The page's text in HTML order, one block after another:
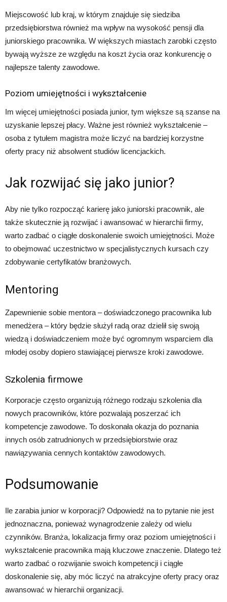
Miejscowość lub kraj, w którym znajduje się siedziba
przedsiębiorstwa również ma wpływ na wysokość pensji dla
juniorskiego pracownika. W większych miastach zarobki często
bywają wyższe ze względu na koszt życia oraz konkurencję o
najlepsze talenty zawodowe.
Poziom umiejętności i wykształcenie
Im więcej umiejętności posiada junior, tym większe są szanse na
uzyskanie lepszej płacy. Ważne jest również wykształcenie –
osoba z tytułem magistra może liczyć na bardziej korzystne
oferty pracy niż absolwent studiów licencjackich.
Jak rozwijać się jako junior?
Aby nie tylko rozpocząć karierę jako juniorski pracownik, ale
także skutecznie ją rozwijać i awansować w hierarchii firmy,
warto zadbać o ciągłe doskonalenie swoich umiejętności. Może
to obejmować uczestnictwo w specjalistycznych kursach czy
zdobywanie certyfikatów branżowych.
Mentoring
Zapewnienie sobie mentora – doświadczonego pracownika lub
menedżera – który będzie służył radą oraz dzielił się swoją
wiedzą i doświadczeniem może być ogromnym wsparciem dla
młodej osoby dopiero stawiającej pierwsze kroki zawodowe.
Szkolenia firmowe
Korporacje często organizują różnego rodzaju szkolenia dla
nowych pracowników, które pozwalają poszerzać ich
kompetencje zawodowe. To doskonała okazja do poznania
innych osób zatrudnionych w przedsiębiorstwie oraz
nawiązywania cennych kontaktów zawodowych.
Podsumowanie
Ile zarabia junior w korporacji? Odpowiedź na to pytanie nie jest
jednoznaczna, ponieważ wynagrodzenie zależy od wielu
czynników. Branża, lokalizacja firmy oraz poziom umiejętności i
wykształcenie pracownika mają kluczowe znaczenie. Dlatego też
warto zadbać o rozwijanie swoich kompetencji i ciągłe
doskonalenie się, aby móc liczyć na atrakcyjne oferty pracy oraz
awansować w hierarchii organizacji.